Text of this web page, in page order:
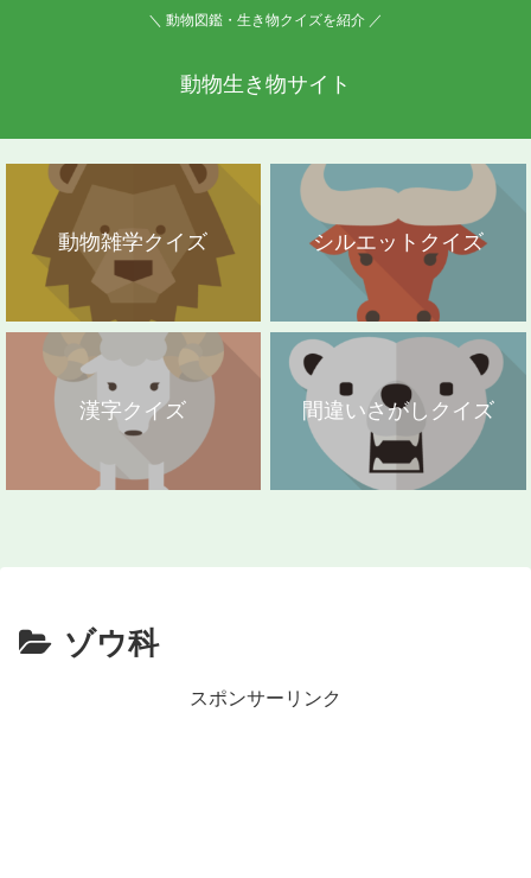
＼ 動物図鑑・生き物クイズを紹介 ／
動物生き物サイト
動物雑学クイズ シルエットクイズ
漢字クイズ 間違いさがしクイズ
ゾウ科
スポンサーリンク